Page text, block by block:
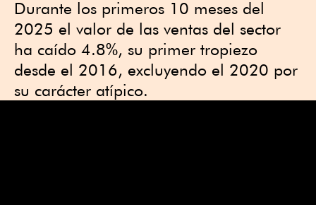
Durante los primeros 10 meses del
2025 el valor de las ventas del sector
ha caído 4.8%, su primer tropiezo
desde el 2016, excluyendo el 2020 por
su carácter atípico.